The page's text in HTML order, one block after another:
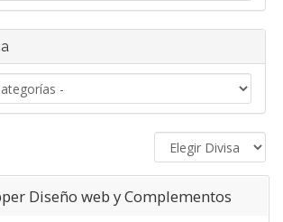
Diseño web y Complementos